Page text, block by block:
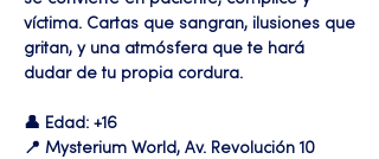
víctima. Cartas que sangran, ilusiones que
gritan, y una atmósfera que te hará
dudar de tu propia cordura.
👤 Edad: +16
📍 Mysterium World, Av. Revolución 10